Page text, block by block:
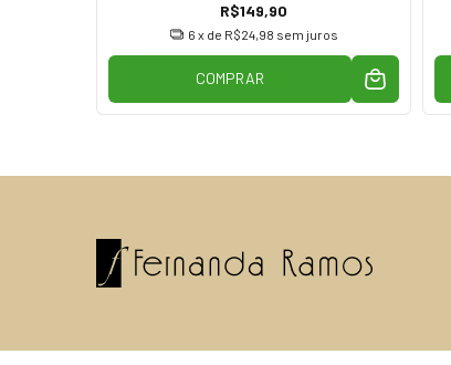
R$149,90
6 x de R$24,98 sem juros
COMPRAR